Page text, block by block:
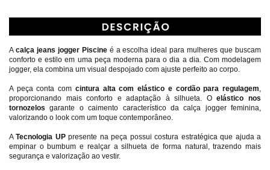
A calça jeans jogger Piscine é a escolha ideal para mulheres que buscam
conforto e estilo em uma peça moderna para o dia a dia. Com modelagem
jogger, ela combina um visual despojado com ajuste perfeito ao corpo.
A peça conta com cintura alta com elástico e cordão para regulagem,
proporcionando mais conforto e adaptação à silhueta. O elástico nos
tornozelos garante o caimento característico da calça jogger feminina,
valorizando o look com um toque contemporâneo.
A Tecnologia UP presente na peça possui costura estratégica que ajuda a
empinar o bumbum e realçar a silhueta de forma natural, trazendo mais
segurança e valorização ao vestir.